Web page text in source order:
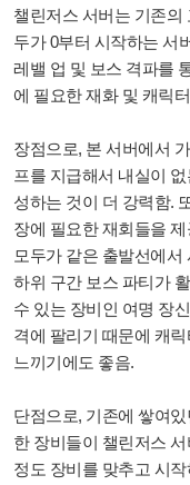
챌린저스 서버는 기존의
두가 0부터 시작하는 서
레밸 업 및 보스 격파를
에 필요한 재화 및 캐릭
장점으로, 본 서버에서
프를 지급해서 내실이
성하는 것이 더 강력함.
장에 필요한 재회들을 제
모두가 같은 출발선에서
하위 구간 보스 파티가
수 있는 장비인 여명 장
격에 팔리기 때문에 캐
느끼기에도 좋음.
단점으로, 기존에 쌓여
한 장비들이 챌린저스
정도 장비를 맞추고 시